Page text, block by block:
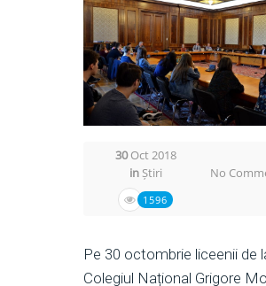
30Oct 2018
in Știri No
1596
Pe 30 octombrie liceenii de
Colegiul Național Grigore